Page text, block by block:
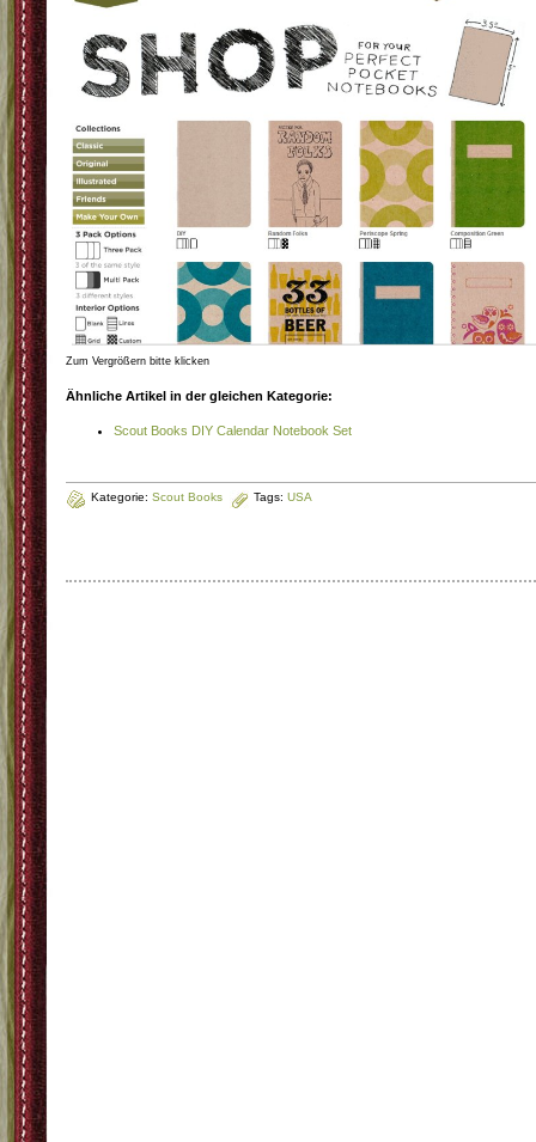
Zum Vergrößern bitte klicken
Ähnliche Artikel in der gleichen Kategorie:
Scout Books DIY Calendar Notebook Set
Kategorie: Scout Books Tags: USA